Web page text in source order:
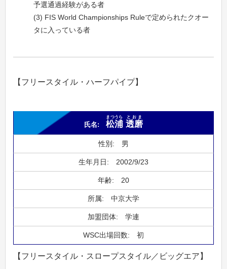
予選通過経験がある者
(3) FIS World Championships Ruleで定められたクオー
タに入っている者
【フリースタイル・ハーフパイプ】
松浦
まつうら
透磨
とおま
男
2002/9/23
20
中京大学
学連
初
【フリースタイル・スロープスタイル／ビッグエア】